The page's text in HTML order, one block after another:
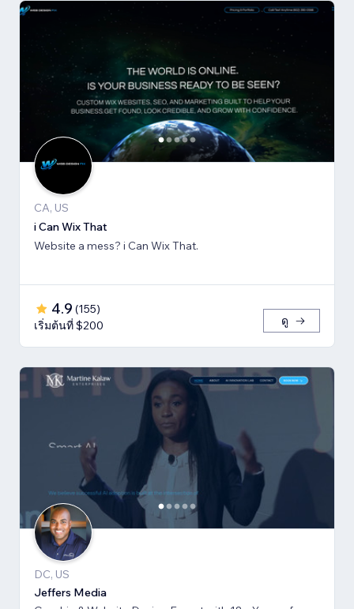
CA, US
i Can Wix That
Website a mess? i Can Wix That.
4.9 (155)
เริ่มต้นที่ $200
ดู
DC, US
Jeffers Media